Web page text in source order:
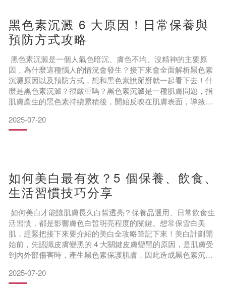
黑色素沉澱 6 大原因！日常保養與
預防方式攻略
黑色素沉澱是一個人氣色暗沉、膚色不均、沒精神的主要原
因，為什麼這種惱人的情況會發生？接下來會全面解析黑色素
沉澱原因以及預防方式，想和黑色素說掰掰就一起看下去！什
麼是黑色素沉澱？很嚴重嗎？黑色素沉澱是一種肌膚問題，指
肌膚產生的黑色素持續累積後，開始反映在肌膚表面，導致肌
以及黑色素沉澱會對肌膚外觀帶來的影響，以下解答：黑色素
沉澱原理說明黑色素的產生，其實是種肌膚的自我保護機制，
2025-07-20
如何美白最有效？5 個保養、飲食、
生活習慣技巧分享
如何美白才能讓肌膚長久白皙透亮？保養品選用、日常飲食生
活習慣，都是影響膚色白皙明亮程度的關鍵。想常保雪白美
肌，趕緊把接下來要介紹的美白全攻略筆記下來！美白計劃開
始前，先認識皮膚變黑的 4 大關鍵皮膚變黑的原因，是肌膚受
到內外部傷害時，產生黑色素保護肌膚，因此造成黑色素沉
最終導致皮膚變黑呢？以下 4 種傷害肌膚的行為，都有可能使
黑色素沉澱，讓肌膚看起來暗沉、不明亮：紫外線曝曬肌膚受
2025-07-20